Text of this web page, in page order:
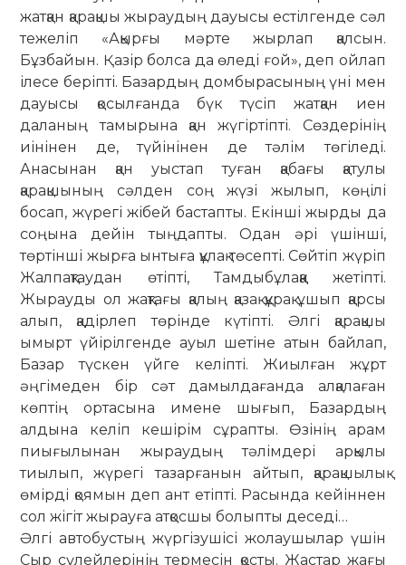
жатқан қарақшы жыраудың дауысы естілгенде сәл
тежеліп «Ақырғы мәрте жырлап қалсын.
Бұзбайын. Қазір болса да өледі ғой», деп ойлап
ілесе беріпті. Базардың домбырасының үні мен
дауысы қосылғанда бүк түсіп жатқан иен
даланың тамырына қан жүгіртіпті. Сөздерінің
иінінен де, түйінінен де тәлім төгіледі.
Анасынан қан уыстап туған қабағы қатулы
қарақшының сәлден соң жүзі жылып, көңілі
босап, жүрегі жібей бастапты. Екінші жырды да
соңына дейін тыңдапты. Одан әрі үшінші,
төртінші жырға ынтыға құлақ төсепті. Сөйтіп жүріп
Жалпақтаудан өтіпті, Тамдыбұлаққа жетіпті.
Жырауды ол жақтағы қалың қазақ құрақ ұшып қарсы
алып, қадірлеп төрінде күтіпті. Әлгі қарақшы
ымырт үйірілгенде ауыл шетіне атын байлап,
Базар түскен үйге келіпті. Жиылған жұрт
әңгімеден бір сәт дамылдағанда алқалаған
көптің ортасына имене шығып, Базардың
алдына келіп кешірім сұрапты. Өзінің арам
пиығылынан жыраудың тәлімдері арқылы
тиылып, жүрегі тазарғанын айтып, қарақшылық
өмірді қоямын деп ант етіпті. Расында кейіннен
сол жігіт жырауға атқосшы болыпты деседі…
Әлгі автобустың жүргізушісі жолаушылар үшін
Сыр сүлейлерінің термесін қосты. Жастар жағы